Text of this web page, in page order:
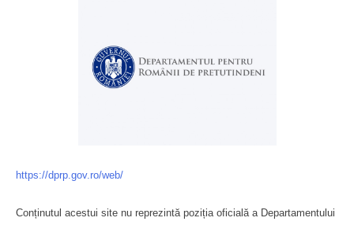
https://dprp.gov.ro/web/
Conținutul acestui site nu reprezintă poziția oficială a Departamentului